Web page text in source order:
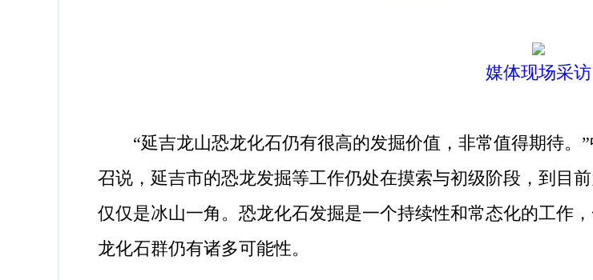
媒体现场采访
“延吉龙山恐龙化石仍有很高的发掘价值，非常值得期待。”
召说，延吉市的恐龙发掘等工作仍处在摸索与初级阶段，到目
仅仅是冰山一角。恐龙化石发掘是一个持续性和常态化的工作
龙化石群仍有诸多可能性。